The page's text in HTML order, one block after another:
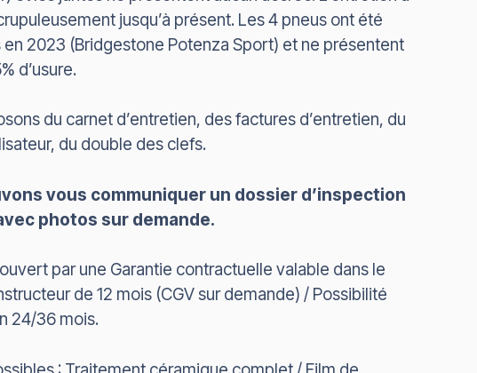
jusqu’à présent. Les 4 pneus ont été
2023 (Bridgestone Potenza Sport) et ne présentent
d’usure.
du carnet d’entretien, des factures d’entretien, du
du double des clefs.
vous communiquer un dossier d’inspection
photos sur demande.
par une Garantie contractuelle valable dans le
de 12 mois (CGV sur demande) / Possibilité
24/36 mois.